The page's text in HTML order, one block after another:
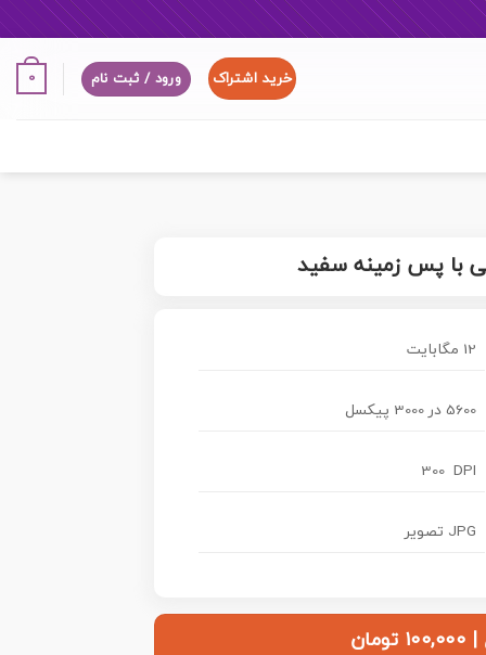
خرید اشتراک ورود / ثبت نام 0
با پس زمینه سفید
12 مگابایت
5600 در 3000 پیکسل
300 DPI
JPG تصویر